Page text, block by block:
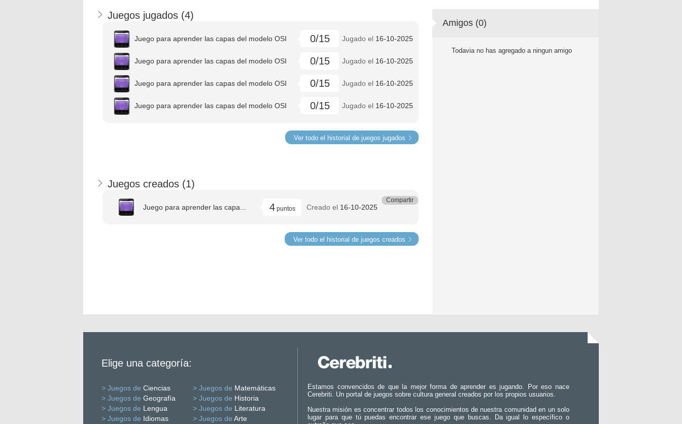
Juegos jugados (4)
Juego para aprender las capas del modelo OSI 0/15 Jugado el 16-10-2025
Juego para aprender las capas del modelo OSI 0/15 Jugado el 16-10-2025
Juego para aprender las capas del modelo OSI 0/15 Jugado el 16-10-2025
Juego para aprender las capas del modelo OSI 0/15 Jugado el 16-10-2025
Ver todo el historial de juegos jugados
Juegos creados (1)
Juego para aprender las capa... 4puntos Creado el 16-10-2025
Compartir
Ver todo el historial de juegos creados
Amigos (0)
Todavia no has agregado a ningun amigo
Elige una categoría:
> Juegos de Ciencias > Juegos de Matemáticas
> Juegos de Geografía > Juegos de Historia
> Juegos de Lengua > Juegos de Literatura
> Juegos de Idiomas > Juegos de Arte
Estamos convencidos de que la mejor forma de aprender es jugando. Por eso nace
Cerebriti. Un portal de juegos sobre cultura general creados por los propios usuarios.
Nuestra misión es concentrar todos los conocimientos de nuestra comunidad en un solo
lugar para que tú puedas encontrar ese juego que buscas. Da igual lo específico o